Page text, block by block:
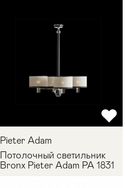
Pieter Adam
Потолочный светильник
Bronx Pieter Adam PA 1831